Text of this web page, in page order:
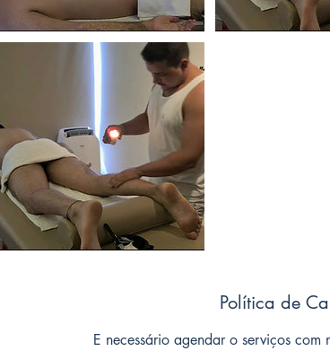
Política de
E necessário agendar o serviços